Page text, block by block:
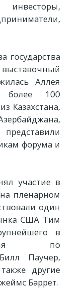
государства
Аллея
более 100
Казахстана,
форума и
участие в
пленарном
один
США Тим
в
по
Паучер,
другие
Баррет.